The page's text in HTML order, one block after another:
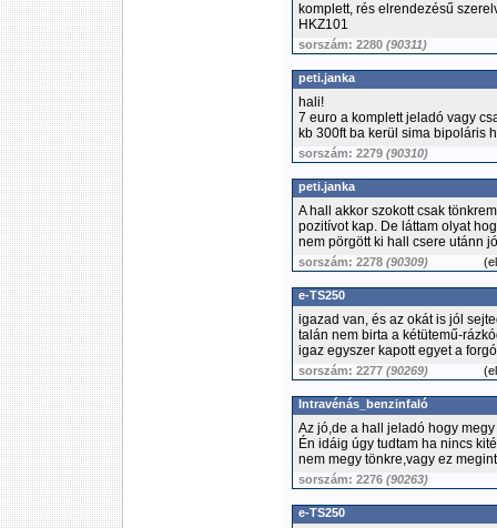
komplett, rés elrendezésű
HKZ101
sorszám: 2280 (90311)
peti.janka
hali!
7 euro a komplett jeladó vagy
kb 300ft ba kerül sima bipoláris
sorszám: 2279 (90310)
peti.janka
A hall akkor szokott csak
pozitívot kap. De láttam olyat
nem pörgött ki hall csere utánn
sorszám: 2278 (90309) (
e-TS250
igazad van, és az okát is jól
talán nem birta a kétütemű-
igaz egyszer kapott egyet a
sorszám: 2277 (90269) (
Intravénás_benzinfaló
Az jó,de a hall jeladó hogy
Én idáig úgy tudtam ha nincs
nem megy tönkre,vagy ez
sorszám: 2276 (90263)
e-TS250